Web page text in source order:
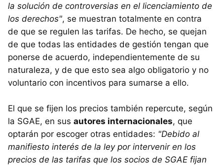
la solución de controversias en el licenciamiento de
los derechos", se muestran totalmente en contra
de que se regulen las tarifas. De hecho, se quejan
de que todas las entidades de gestión tengan que
ponerse de acuerdo, independientemente de su
naturaleza, y de que esto sea algo obligatorio y no
voluntario con incentivos para sumarse a ello.
El que se fijen los precios también repercute, según
la SGAE, en sus autores internacionales, que
optarán por escoger otras entidades: "Debido al
manifiesto interés de la ley por intervenir en los
precios de las tarifas que los socios de SGAE fijan